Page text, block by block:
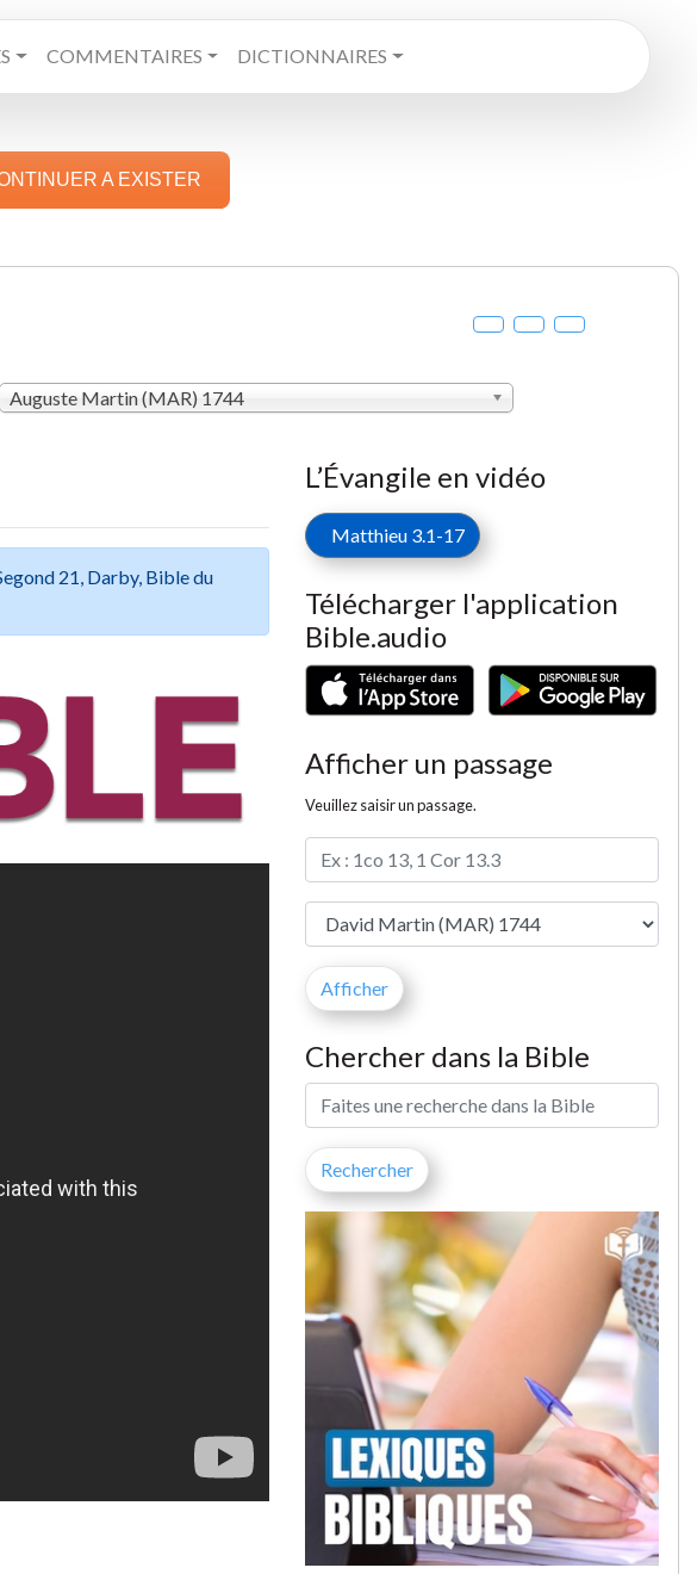
COMMENTAIRES DICTIONNAIRES
A EXISTER
Auguste Martin (MAR) 1744
21, Darby, Bible du
L’Évangile en vidéo
Matthieu 3.1-17
Télécharger l'application
Bible.audio
Afficher un passage
Veuillez saisir un passage.
Chercher dans la Bible